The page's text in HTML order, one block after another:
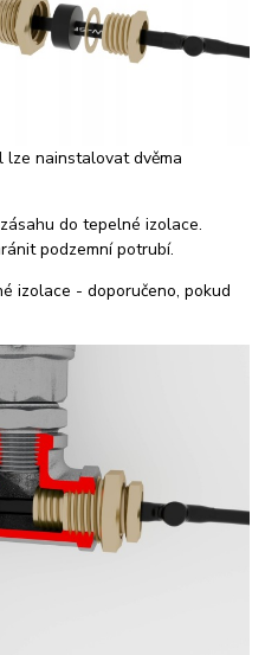
lze nainstalovat dvěma
do tepelné izolace.
podzemní potrubí.
izolace - doporučeno, pokud